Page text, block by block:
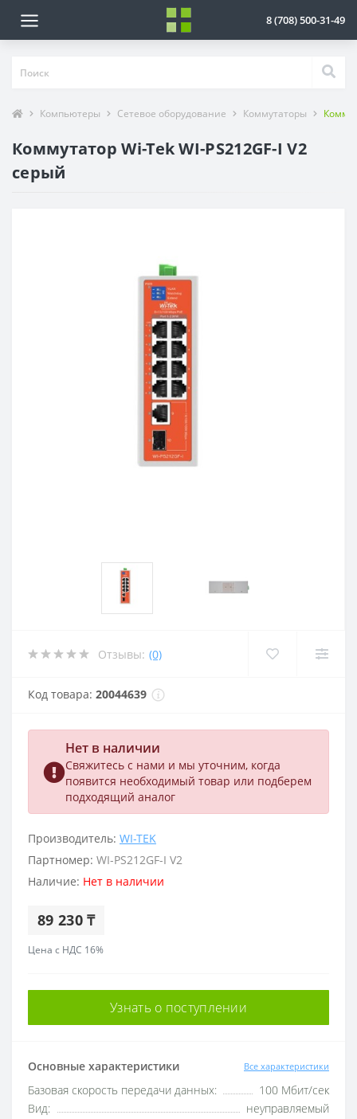
8 (708) 500-31-49
Компьютеры Сетевое оборудование Коммутаторы
Коммутатор Wi-Tek WI-PS212GF-I V2
серый
Отзывы: (0)
Код товара: 20044639
Нет в наличии
Свяжитесь с нами и мы уточним, когда
появится необходимый товар или подберем
подходящий аналог
Производитель: WI-TEK
Партномер: WI-PS212GF-I V2
Наличие: Нет в наличии
89 230 ₸
Цена с НДС 16%
Узнать о поступлении
Основные характеристики Все характеристики
Базовая скорость передачи данных:
100 Мбит/сек
Вид:
неуправляемый